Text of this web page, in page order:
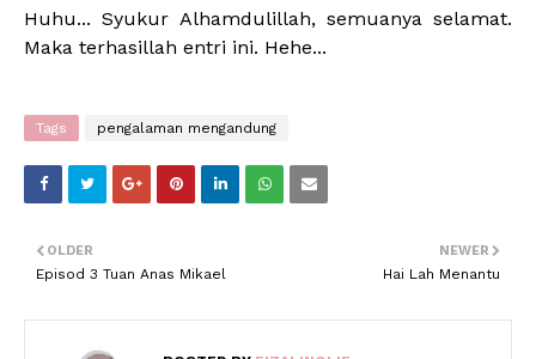
Huhu... Syukur Alhamdulillah, semuanya selamat.
Maka terhasillah entri ini. Hehe...
Tags pengalaman mengandung
NEWER
Hai Lah Menantu
OLDER
Episod 3 Tuan Anas Mikael